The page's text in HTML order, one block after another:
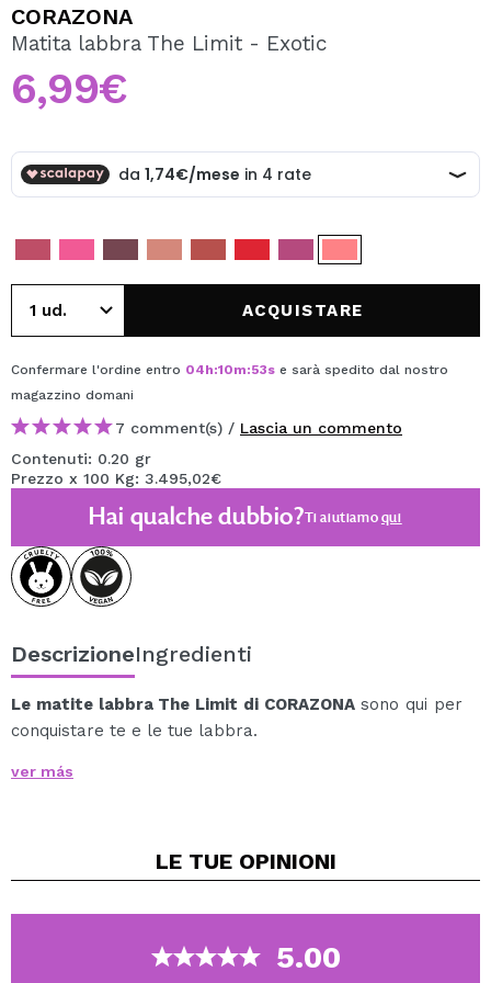
Creando un account su Maquibeauty.it potrai fare i tuoi
acquisti velocemente, controllare lo stato dei tuoi ordini e
consultare le tue operazioni precedenti.
CREARE UN ACCOUNT
CORAZONA
Matita labbra The Limit - Exotic
6,99€
ACQUISTARE
Confermare l'ordine entro 04h:10m:53s e sarà spedito dal nostro
magazzino domani
7 comment(s) / Lascia un commento
Contenuti: 0.20 gr
Prezzo x 100 Kg: 3.495,02€
Hai qualche dubbio?Ti aiutiamoqui
DescrizioneIngredienti
Le matite labbra The Limit di CORAZONAsono qui per
conquistare te e le tue labbra.
pigmentazione regalano alle labbra una finitura opaca
l'applicazione. La sua mina sottile consente di delineare
Il colore è uniforme e si stende facilmente e
Disponibile in 8 tonalità, così puoi scegliere quella più
ver más
LE TUE OPINIONI
5.00